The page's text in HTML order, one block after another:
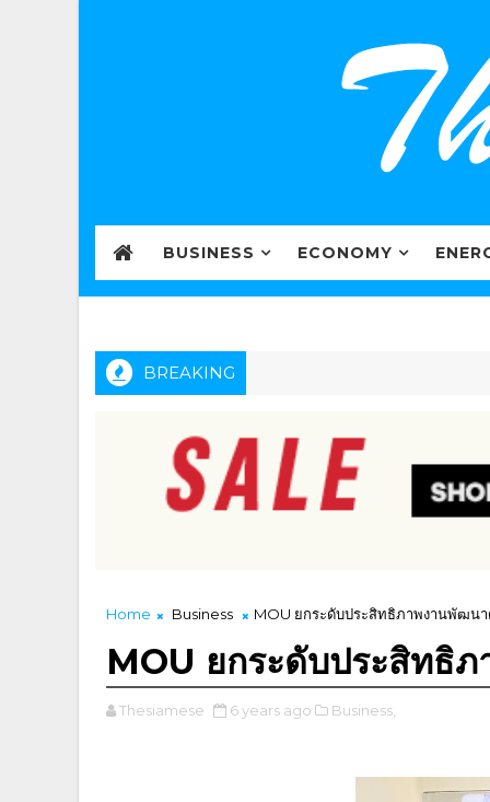
BUSINESS ECONOMY
BREAKING
Home Business MOU ยกระดับประสิทธิภาพงานพัฒน
MOU ยกระดับประสิทธิ
Thesiamese 6 years ago Business,